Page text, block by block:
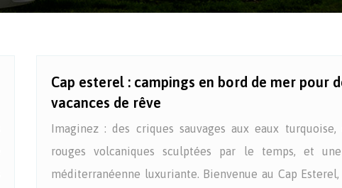
Cap esterel : campings en bord de mer pour
vacances de rêve
Imaginez : des criques sauvages aux eaux turquoise,
rouges volcaniques sculptées par le temps, et
méditerranéenne luxuriante. Bienvenue au Cap